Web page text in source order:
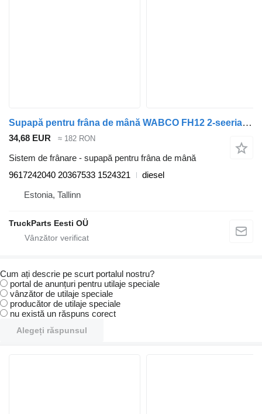
Supapă pentru frâna de mână WABCO FH12 2-seeria (01.02-) 9617242040 pentru cap tractor Volvo FH12, FH16, NH12, FH, VNL780 (1993-2014)
34,68 EUR ≈ 182 RON
Sistem de frânare - supapă pentru frâna de mână
9617242040 20367533 1524321
diesel
Estonia, Tallinn
TruckParts Eesti OÜ
Cum ați descrie pe scurt portalul nostru?
portal de anunțuri pentru utilaje speciale
vânzător de utilaje speciale
producător de utilaje speciale
nu există un răspuns corect
Alegeți răspunsul